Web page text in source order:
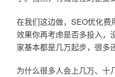
在我们这边做，SEO优化费
效果你再考虑是否多投入，
家基本都是几万起步，很多
为什么很多人会上几万、十